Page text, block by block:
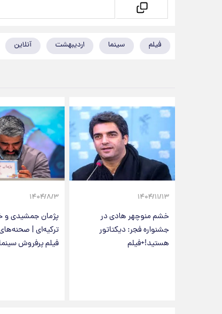
فیلم سینما اردیبهشت آنلاین
۱۴۰۴/۱۱/۱۳
خشم منوچهر هادی در
جشنواره فجر: دیکتاتور
هستید!+فیلم
۱۴۰۴/۸/۳
پژمان جمشیدی و
ترکیه‌ای |
فیلم پرفروش